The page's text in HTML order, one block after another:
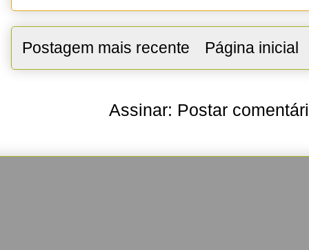
Postagem mais recente Página inicial
Assinar: Postar